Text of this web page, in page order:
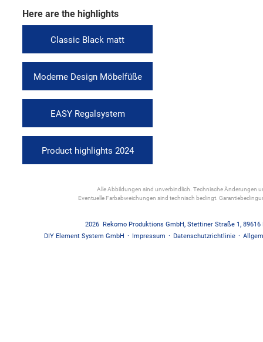
Here are the highlights
Classic Black matt
Moderne Design Möbelfüße
EASY Regalsystem
Product highlights 2024
Alle Abbildungen sind unverbindlich. Technische Änderungen
Eventuelle Farbabweichungen sind technisch bedingt.
2026 Rekomo Produktions GmbH, Stettiner Straße 1, 89616
DIY Element System GmbH · Impressum · Datenschutzrichtlinie ·